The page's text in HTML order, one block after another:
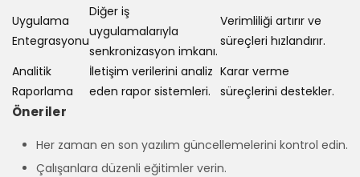
Uygulama
Entegrasyonu
Diğer iş
uygulamalarıyla
senkronizasyon imkanı.
Verimliliği artırır ve
süreçleri hızlandırır.
Analitik
Raporlama
İletişim verilerini analiz
eden rapor sistemleri.
Karar verme
süreçlerini destekler.
Öneriler
Her zaman en son yazılım güncellemelerini kontrol edin.
Çalışanlara düzenli eğitimler verin.